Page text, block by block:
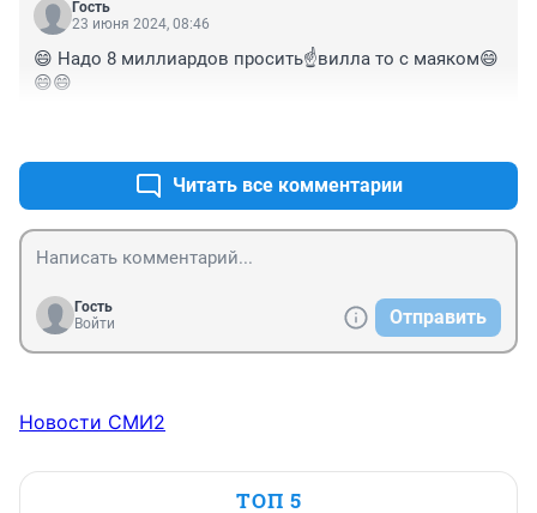
Гость
23 июня 2024, 08:46
😄 Надо 8 миллиардов просить☝️вилла то с маяком😄
😄😄
Читать все комментарии
Гость
Войти
Отправить
Новости СМИ2
ТОП 5